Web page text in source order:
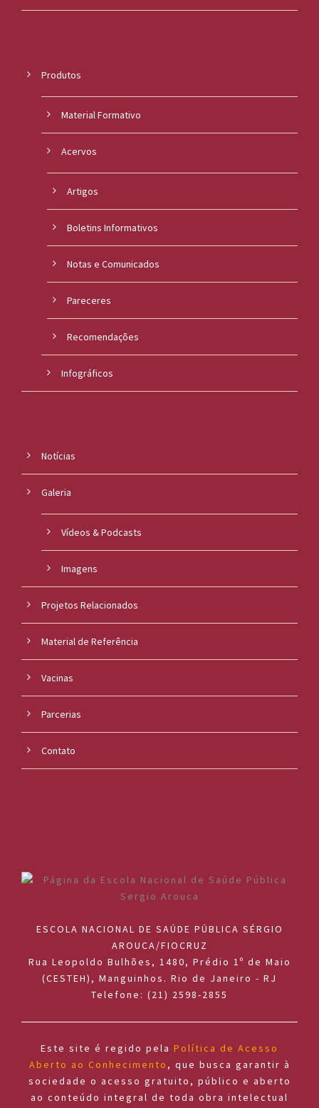
Produtos
Material Formativo
Acervos
Artigos
Boletins Informativos
Notas e Comunicados
Pareceres
Recomendações
Infográficos
Notícias
Galeria
Vídeos & Podcasts
Imagens
Projetos Relacionados
Material de Referência
Vacinas
Parcerias
Contato
ESCOLA NACIONAL DE SAÚDE PÚBLICA SÉRGIO
AROUCA/FIOCRUZ
Rua Leopoldo Bulhões, 1480, Prédio 1º de Maio
(CESTEH), Manguinhos. Rio de Janeiro - RJ
Telefone: (21) 2598-2855
Este site é regido pela Política de Acesso
Aberto ao Conhecimento , que busca garantir à
sociedade o acesso gratuito, público e aberto
ao conteúdo integral de toda obra intelectual